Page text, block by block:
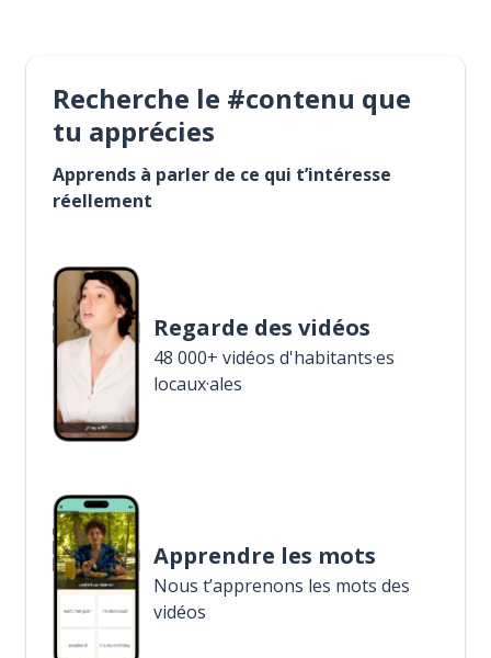
Recherche le #contenu que
tu apprécies
Apprends à parler de ce qui t’intéresse
réellement
Regarde des vidéos
48 000+ vidéos d'habitants·es
locaux·ales
Apprendre les mots
Nous t’apprenons les mots des
vidéos